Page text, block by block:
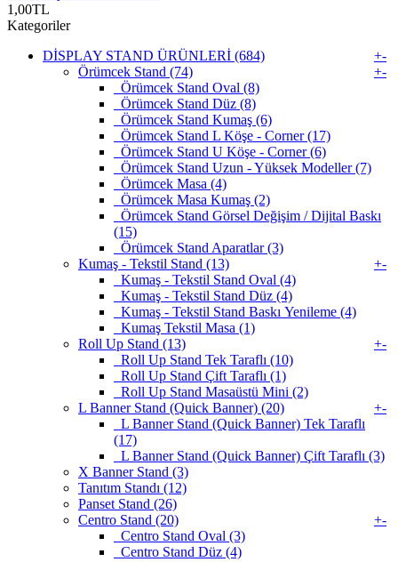
1,00TL
Kategoriler
DİSPLAY STAND ÜRÜNLERİ (684)
+-
Örümcek Stand (74)
+-
Örümcek Stand Oval (8)
Örümcek Stand Düz (8)
Örümcek Stand Kumaş (6)
Örümcek Stand L Köşe - Corner (17)
Örümcek Stand U Köşe - Corner (6)
Örümcek Stand Uzun - Yüksek Modeller (7)
Örümcek Masa (4)
Örümcek Masa Kumaş (2)
Örümcek Stand Görsel Değişim / Dijital Baskı
(15)
Örümcek Stand Aparatlar (3)
Kumaş - Tekstil Stand (13)
+-
Kumaş - Tekstil Stand Oval (4)
Kumaş - Tekstil Stand Düz (4)
Kumaş - Tekstil Stand Baskı Yenileme (4)
Kumaş Tekstil Masa (1)
Roll Up Stand (13)
+-
Roll Up Stand Tek Taraflı (10)
Roll Up Stand Çift Taraflı (1)
Roll Up Stand Masaüstü Mini (2)
L Banner Stand (Quick Banner) (20)
+-
L Banner Stand (Quick Banner) Tek Taraflı
(17)
L Banner Stand (Quick Banner) Çift Taraflı (3)
X Banner Stand (3)
Tanıtım Standı (12)
Panset Stand (26)
Centro Stand (20)
+-
Centro Stand Oval (3)
Centro Stand Düz (4)